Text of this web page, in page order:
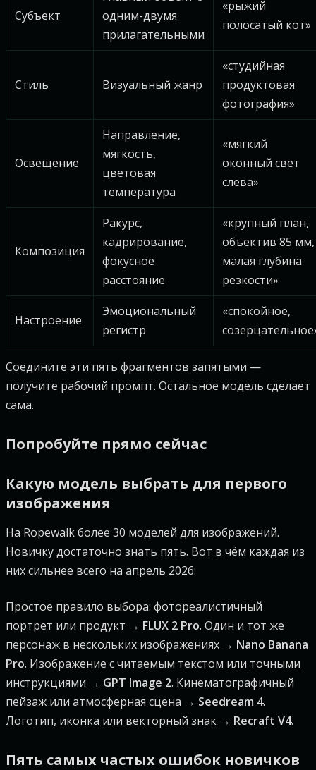
Субъект
одним-двумя
прилагательными
«рыжий
полосатый кот»
Стиль Визуальный жанр
«студийная
продуктовая
фотография»
Освещение
Направление,
мягкость,
цветовая
температура
«мягкий
оконный свет
слева»
Композиция
Ракурс,
кадрирование,
фокусное
расстояние
«крупный план,
объектив 85 мм,
малая глубина
резкости»
Настроение
Эмоциональный
регистр
«спокойное,
Соедините эти пять фрагментов запятыми —
получите рабочий промпт. Остальное модель сделает
сама.
Попробуйте прямо сейчас
Какую модель выбрать для первого
изображения
На Ropewalk более 30 моделей для изображений.
Новичку достаточно знать пять. Вот в чём каждая из
них сильнее всего на апрель 2026:
Простое правило выбора: фотореалистичный
портрет или продукт → FLUX 2 Pro. Один и тот же
персонаж в нескольких изображениях → Nano Banana
Pro. Изображение с читаемым текстом или точными
инструкциями → GPT Image 2. Кинематографичный
пейзаж или атмосферная сцена → Seedream 4.
Логотип, иконка или векторный знак → Recraft V4.
Пять самых частых ошибок новичков